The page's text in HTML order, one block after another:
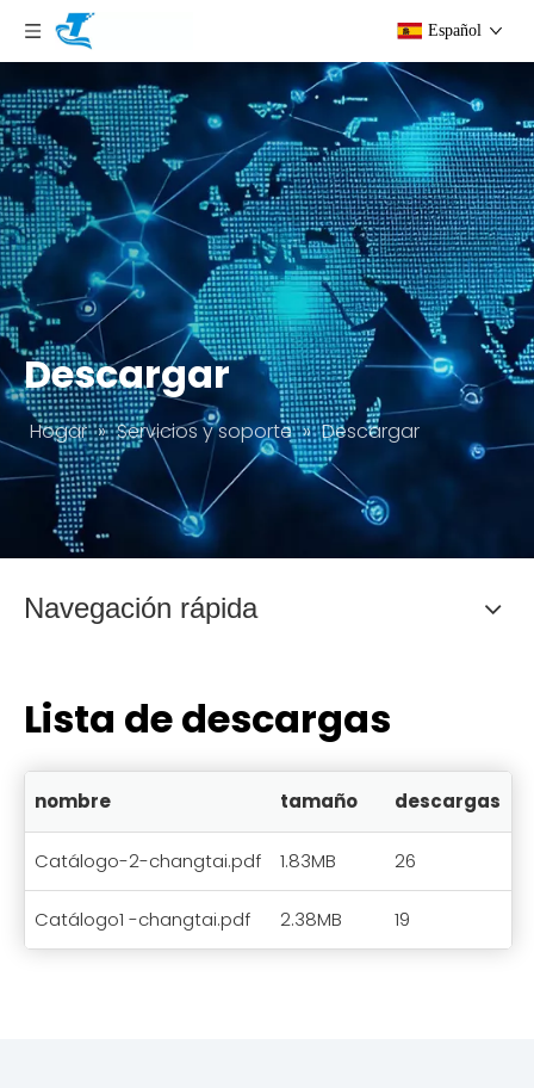
Español
Descargar
Hogar » Servicios y soporte » Descargar
Navegación rápida
Lista de descargas
nombre tamaño descargas
Catálogo-2-changtai.pdf 1.83MB 26
Catálogo1 -changtai.pdf 2.38MB 19